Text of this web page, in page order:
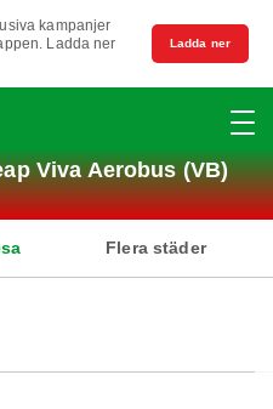
kampanjer
Ladda ner
Ladda ner
Viva Aerobus (VB)
Flera städer